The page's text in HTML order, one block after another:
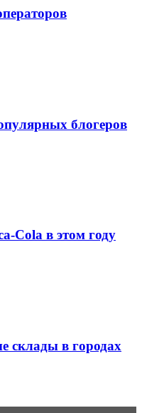
блогеров
Cola в этом году
склады в городах